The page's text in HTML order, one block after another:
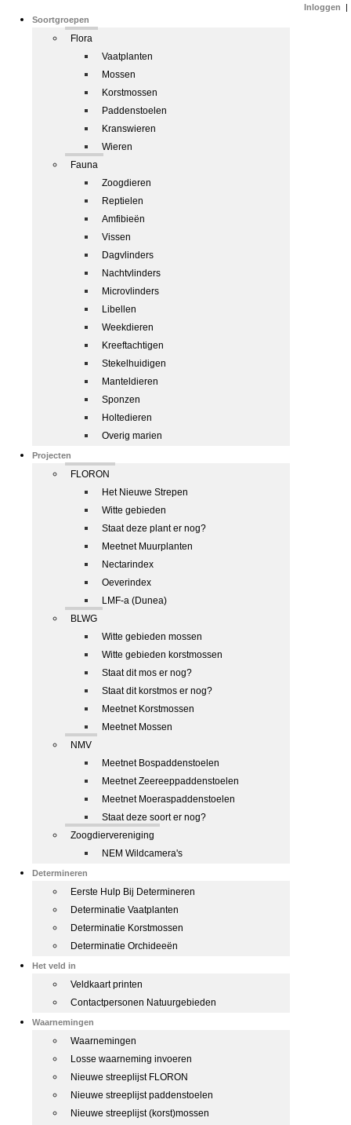
Soortgroepen
Flora
Vaatplanten
Mossen
Korstmossen
Paddenstoelen
Kranswieren
Wieren
Fauna
Zoogdieren
Reptielen
Amfibieën
Vissen
Dagvlinders
Nachtvlinders
Microvlinders
Libellen
Weekdieren
Kreeftachtigen
Stekelhuidigen
Manteldieren
Sponzen
Holtedieren
Overig marien
Projecten
FLORON
Het Nieuwe Strepen
Witte gebieden
Staat deze plant er nog?
Meetnet Muurplanten
Nectarindex
Oeverindex
LMF-a (Dunea)
BLWG
Witte gebieden mossen
Witte gebieden korstmossen
Staat dit mos er nog?
Staat dit korstmos er nog?
Meetnet Korstmossen
Meetnet Mossen
NMV
Meetnet Bospaddenstoelen
Meetnet Zeereeppaddenstoelen
Meetnet Moeraspaddenstoelen
Staat deze soort er nog?
Zoogdiervereniging
NEM Wildcamera's
Determineren
Eerste Hulp Bij Determineren
Determinatie Vaatplanten
Determinatie Korstmossen
Determinatie Orchideeën
Het veld in
Veldkaart printen
Contactpersonen Natuurgebieden
Waarnemingen
Waarnemingen
Losse waarneming invoeren
Nieuwe streeplijst FLORON
Nieuwe streeplijst paddenstoelen
Nieuwe streeplijst (korst)mossen
Inloggen |